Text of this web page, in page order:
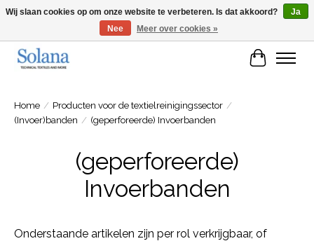
Website voor zakelijke klanten
Home / Producten voor de textielreinigingssector /
(Invoer)banden / (geperforeerde) Invoerbanden
(geperforeerde)
Invoerbanden
Onderstaande artikelen zijn per rol verkrijgbaar, of
Wij slaan cookies op om onze website te verbeteren. Is dat akkoord?
Ja
Nee
Meer over cookies »